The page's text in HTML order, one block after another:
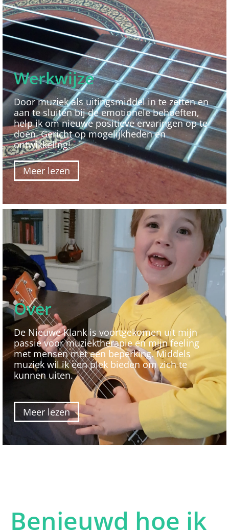
Werkwijze
Door muziek als uitingsmiddel in te zetten en
aan te sluiten bij de emotionele behoeften,
help ik om nieuwe positieve ervaringen op te
doen. Gericht op mogelijkheden en
ontwikkeling!
Meer lezen
Over
De Nieuwe Klank is voortgekomen uit mijn
passie voor muziektherapie en mijn feeling
met mensen met een beperking. Middels
muziek wil ik een plek bieden om zich te
kunnen uiten.
Meer lezen
Benieuwd hoe ik